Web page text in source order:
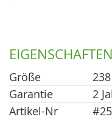
EIGENSCHAFTEN
Größe
Garantie
2
Artikel-Nr